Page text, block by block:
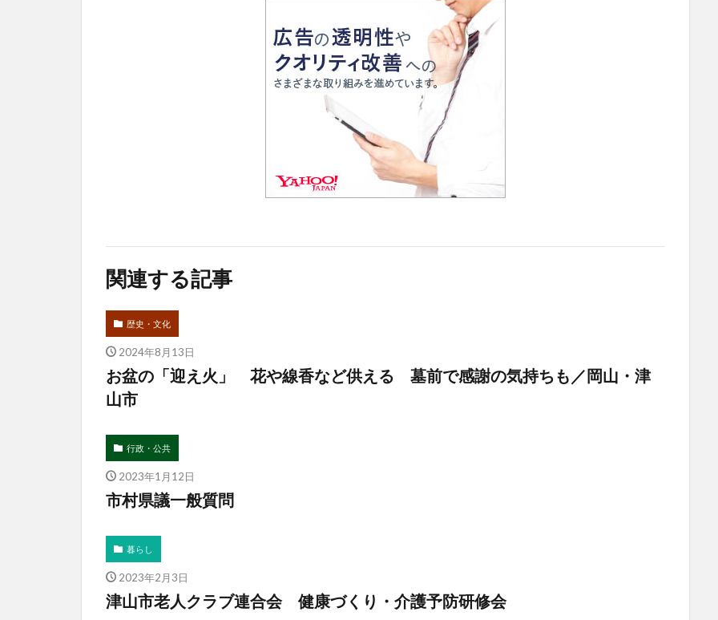
関連する記事
歴史・文化
2024年8月13日
お盆の「迎え火」 花や線香など供える 墓前で感謝の気持ちも／岡山・津
山市
行政・公共
2023年1月12日
市村県議一般質問
暮らし
2023年2月3日
津山市老人クラブ連合会 健康づくり・介護予防研修会